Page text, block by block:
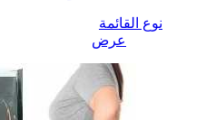
نوع القائمة
عرض